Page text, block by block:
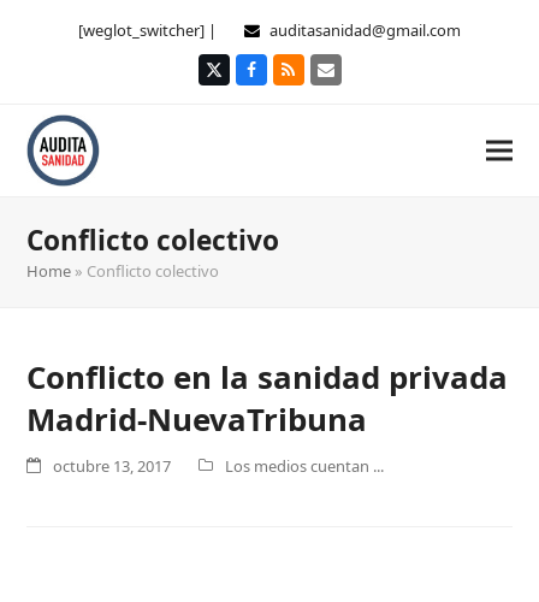
[weglot_switcher] | auditasanidad@gmail.com
TwitterFacebook
RSS Correo
Conflicto colectivo
Home » Conflicto colectivo
Conflicto en la sanidad privada
Madrid-NuevaTribuna
octubre 13, 2017 Los medios cuentan ...